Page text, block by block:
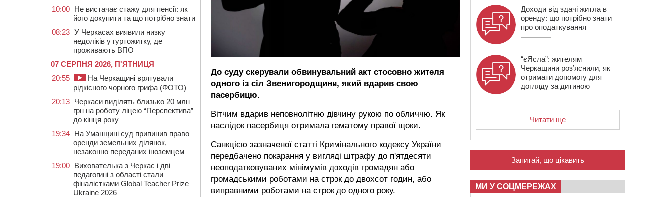
До суду скерували обвинувальний акт стосовно жителя
одного із сіл Звенигородщини, який вдарив свою
пасербицю.
Вітчим вдарив неповнолітню дівчину рукою по обличчю. Як
наслідок пасербиця отримала гематому правої щоки.
Санкцією зазначеної статті Кримінального кодексу України
передбачено покарання у вигляді штрафу до п'ятдесяти
неоподатковуваних мінімумів доходів громадян або
громадськими роботами на строк до двохсот годин, або
виправними роботами на строк до одного року.
10:00 Не вистачає стажу для пенсії: як
його докупити та що потрібно знати
08:23 У Черкасах виявили низку
недоліків у гуртожитку, де
проживають ВПО
07 СЕРПНЯ 2026, П'ЯТНИЦЯ
20:55
На Черкащині врятували
рідкісного чорного грифа (ФОТО)
20:13 Черкаси виділять близько 20 млн
грн на роботу ліцею “Перспектива”
до кінця року
19:34 На Уманщині суд припинив право
оренди земельних ділянок,
незаконно переданих іноземцем
19:00 Вихователька з Черкас і дві
педагогині з області стали
фіналістками Global Teacher Prize
Ukraine 2026
Доходи від здачі житла в
оренду: що потрібно знати
про оподаткування
“єЯсла”: жителям
Черкащини роз’яснили, як
отримати допомогу для
догляду за дитиною
Читати ще
Запитай, що цікавить
МИ У СОЦМЕРЕЖАХ